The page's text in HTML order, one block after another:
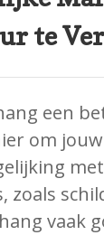
te
een
om
zoals
vaak